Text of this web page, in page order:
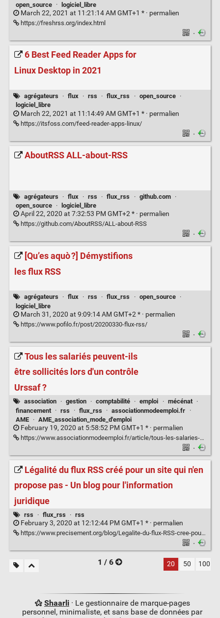
open_source
· logiciel_libre
March 22, 2021 at 11:21:14 AM GMT+1 * · permalien
https://freshrss.org/index.html
·
6 Best Feed Reader Apps for
Linux Desktop in 2021
agrégateurs · flux · rss · flux_rss · open_source
·
logiciel_libre
March 22, 2021 at 11:14:49 AM GMT+1 * · permalien
https://itsfoss.com/feed-reader-apps-linux/
·
AboutRSS ALL-about-RSS
agrégateurs · flux · rss · flux_rss · github.com
·
open_source
· logiciel_libre
April 22, 2020 at 7:32:53 PM GMT+2 * · permalien
https://github.com/AboutRSS/ALL-about-RSS
·
[Qu’es aquò ?] Démystifions
les flux RSS
agrégateurs · flux · rss · flux_rss · open_source
·
logiciel_libre
March 31, 2020 at 9:09:14 AM GMT+2 * · permalien
https://www.pofilo.fr/post/20200330-flux-rss/
·
Tous les salariés peuvent-ils
être sollicités lors d'un contrôle
Urssaf ?
association · gestion · comptabilité · emploi · mécénat
·
financement
· rss · flux_rss · associationmodeemploi.fr
·
AME
· AME_association_mode_d'emploi
February 19, 2020 at 5:58:52 PM GMT+1 * · permalien
https://www.associationmodeemploi.fr/article/tous-les-salaries-peuvent-ils-etre-sollicites-lors-d-un-controle-urssaf.70604
·
Légalité du flux RSS créé pour un site qui n'en
propose pas - Un blog pour l'information
juridique
rss · flux_rss · rss
February 3, 2020 at 12:12:44 PM GMT+1 * · permalien
https://www.precisement.org/blog/Legalite-du-flux-RSS-cree-pour-un-site-qui-n-en-propose-pas.html
·
1 / 6
20 50 100
Shaarli· Le gestionnaire de marque-pages
personnel, minimaliste, et sans base de données par